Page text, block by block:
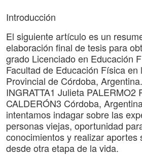
Introducción
El siguiente artículo es un
elaboración final de tesis para
grado Licenciado en Educación
Facultad de Educación Física en
Provincial de Córdoba,
INGRATTA1 Julieta PALERMO2
CALDERÓN3 Córdoba,
intentamos indagar sobre las
personas viejas, oportunidad
conocimientos y realizar aportes
desde otra etapa de la vida.